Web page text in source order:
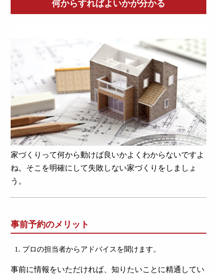
何からすればよいかが分かる
家づくりって何から動けば良いかよくわからないですよ
ね。そこを明確にして失敗しない家づくりをしましょ
う。
事前予約のメリット
プロの担当者からアドバイスを聞けます。
事前に情報をいただければ、知りたいことに精通してい